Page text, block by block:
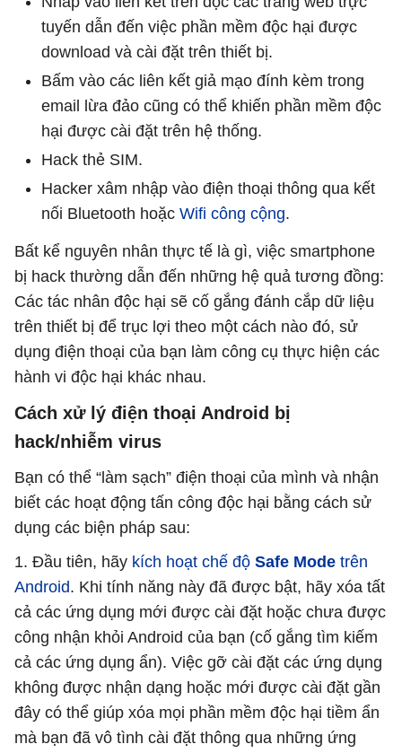
tuyến dẫn đến việc phần mềm độc hại được
download và cài đặt trên thiết bị.
Bấm vào các liên kết giả mạo đính kèm trong
email lừa đảo cũng có thể khiến phần mềm độc
hại được cài đặt trên hệ thống.
Hack thẻ SIM.
Hacker xâm nhập vào điện thoại thông qua kết
nối Bluetooth hoặc Wifi công cộng.
Bất kể nguyên nhân thực tế là gì, việc smartphone
bị hack thường dẫn đến những hệ quả tương đồng:
Các tác nhân độc hại sẽ cố gắng đánh cắp dữ liệu
trên thiết bị để trục lợi theo một cách nào đó, sử
dụng điện thoại của bạn làm công cụ thực hiện các
hành vi độc hại khác nhau.
Cách xử lý điện thoại Android bị
hack/nhiễm virus
Bạn có thể “làm sạch” điện thoại của mình và nhận
biết các hoạt động tấn công độc hại bằng cách sử
dụng các biện pháp sau:
1. Đầu tiên, hãy kích hoạt chế độ Safe Mode trên
Android. Khi tính năng này đã được bật, hãy xóa tất
cả các ứng dụng mới được cài đặt hoặc chưa được
công nhận khỏi Android của bạn (cố gắng tìm kiếm
cả các ứng dụng ẩn). Việc gỡ cài đặt các ứng dụng
không được nhận dạng hoặc mới được cài đặt gần
đây có thể giúp xóa mọi phần mềm độc hại tiềm ẩn
mà bạn đã vô tình cài đặt thông qua những ứng